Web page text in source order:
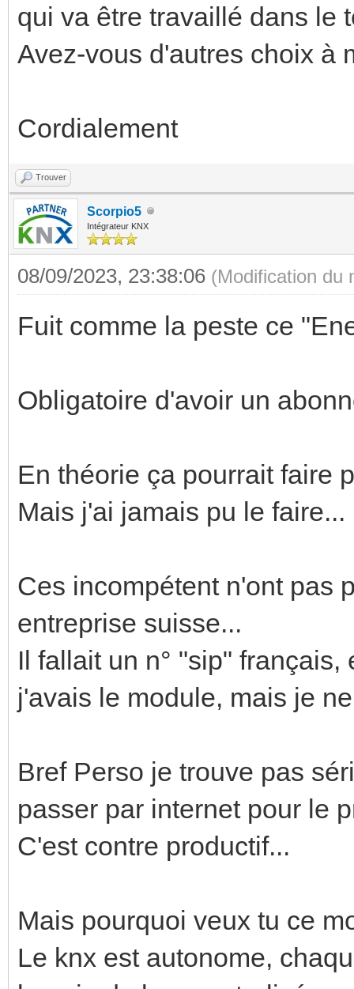
qui va être travaillé dans le
Avez-vous d'autres choix à
Cordialement
Trouver
Scorpio5
Intégrateur KNX
08/09/2023, 23:38:06 (Modification du
Fuit comme la peste ce
Obligatoire d'avoir un
En théorie ça pourrait faire
Mais j'ai jamais pu le faire...
Ces incompétent n'ont pas
entreprise suisse...
Il fallait un n° "sip"
j'avais le module, mais je
Bref Perso je trouve pas
passer par internet pour le
C'est contre productif...
Mais pourquoi veux tu ce
Le knx est autonome,